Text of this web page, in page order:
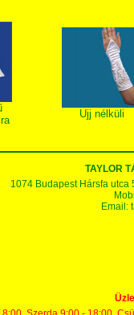
Ujj nélküli
TAYLOR
1074 Budapest Hársfa utca
Email: